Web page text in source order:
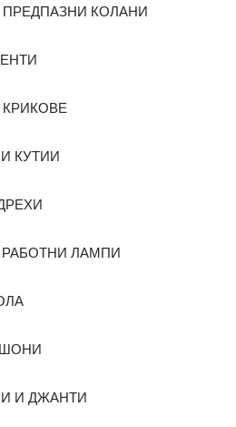
КОЛАНИ
КУТИИ
ЛАМПИ
И ДЖАНТИ